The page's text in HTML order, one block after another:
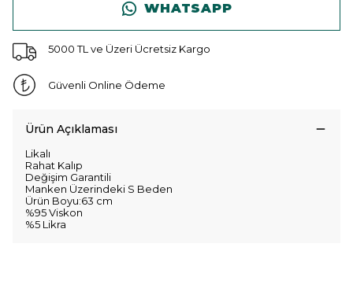
WHATSAPP
5000 TL ve Üzeri Ücretsiz Kargo
Güvenli Online Ödeme
Ürün Açıklaması
Likalı
Rahat Kalıp
Değişim Garantili
Manken Üzerindeki S Beden
Ürün Boyu:63 cm
%95 Viskon
%5 Likra